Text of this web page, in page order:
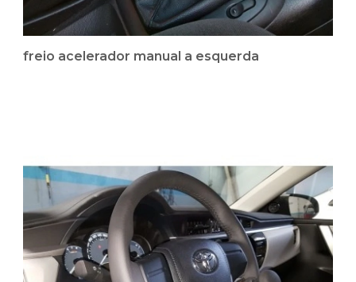
freio acelerador manual a esquerda